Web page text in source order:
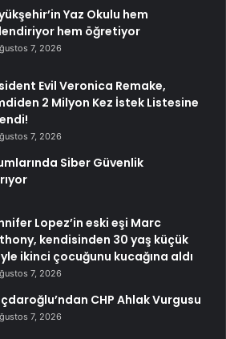
Yaz Okulu hem
hem öğretiyor
7, 2026
Evil Veronica Remake,
2 Milyon Kez İstek Listesine
7, 2026
Siber Güvenlik
Lopez’in eski eşi Marc
kendisinden 30 yaş küçük
ikinci çocuğunu kucağına aldı
7, 2026
CHP Ahlak Vurgusu
7, 2026